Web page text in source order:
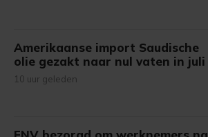
Amerikaanse import Saudische
olie gezakt naar nul vaten in juli
10 uur geleden